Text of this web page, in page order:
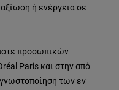
ή ενέργεια σε
προσωπικών
Paris και στην από
των εν